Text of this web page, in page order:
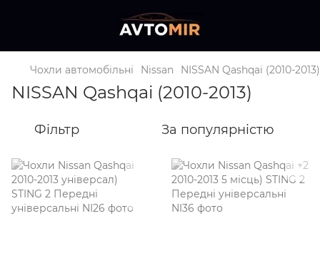
Чохли автомобільні Nissan NISSAN Qashqai (2010-2013)
NISSAN Qashqai (2010-2013)
Фільтр За популярністю